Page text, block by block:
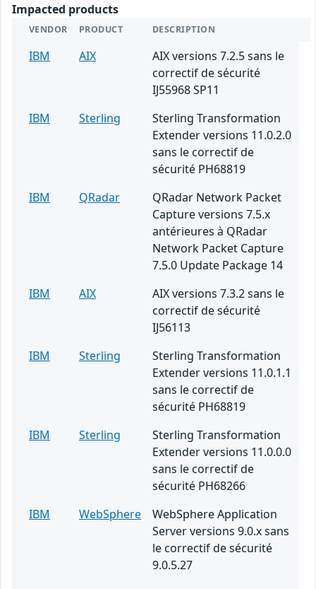
Impacted products
VENDOR PRODUCT DESCRIPTION
IBM AIX
AIX versions 7.2.5 sans le
correctif de sécurité
IJ55968 SP11
IBM
Sterling
Sterling Transformation
Extender versions 11.0.2.0
sans le correctif de
sécurité PH68819
IBM
QRadar
QRadar Network Packet
Capture versions 7.5.x
antérieures à QRadar
Network Packet Capture
7.5.0 Update Package 14
IBM
AIX
AIX versions 7.3.2 sans le
correctif de sécurité
IJ56113
IBM
Sterling
Sterling Transformation
Extender versions 11.0.1.1
sans le correctif de
sécurité PH68819
IBM
Sterling
Sterling Transformation
Extender versions 11.0.0.0
sans le correctif de
sécurité PH68266
IBM
WebSphere
WebSphere Application
Server versions 9.0.x sans
le correctif de sécurité
9.0.5.27